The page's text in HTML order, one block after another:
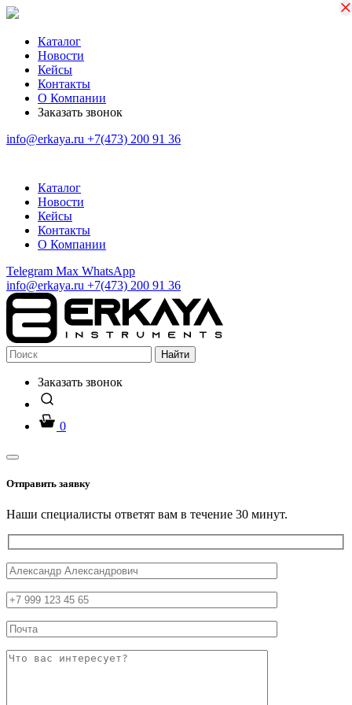
Каталог
Новости
Кейсы
Контакты
О Компании
Заказать звонок
info@erkaya.ru +7(473) 200 91 36
Каталог
Новости
Кейсы
Контакты
О Компании
Telegram Max WhatsApp
info@erkaya.ru +7(473) 200 91 36
Найти
Заказать звонок
0
Отправить заявку
Наши специалисты ответят вам в течение 30 минут.
×
×